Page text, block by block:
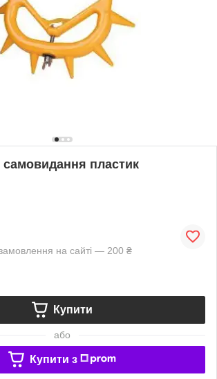
самовидання пластик
на сайті — 200 ₴
Купити
або
Купити з